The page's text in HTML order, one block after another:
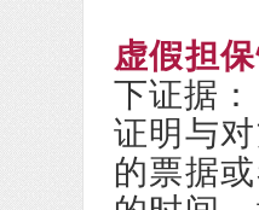
虚假担
下证据
证明与
的票据